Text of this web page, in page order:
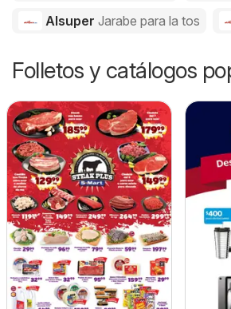
Alsuper Jarabe para la tos
Folletos y catálogos